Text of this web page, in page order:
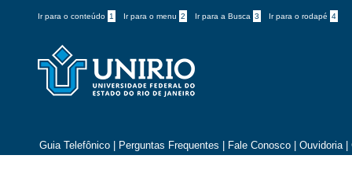
Ir para o conteúdo 1 Ir para o menu 2 Ir para a Busca 3 Ir para o rodapé 4
Guia Telefônico Perguntas Frequentes Fale Conosco Ouvidoria